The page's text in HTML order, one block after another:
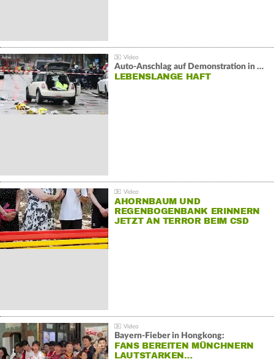
Auto-Anschlag auf Demonstration in München:
LEBENSLANGE HAFT
AHORNBAUM UND
REGENBOGENBANK ERINNERN
JETZT AN TERROR BEIM CSD
Bayern-Fieber in Hongkong:
FANS BEREITEN MÜNCHNERN
LAUTSTARKEN…